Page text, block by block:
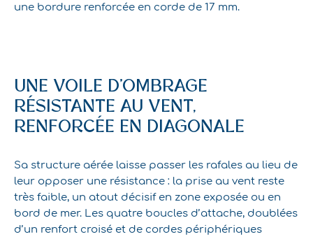
une bordure renforcée en corde de 17 mm.
UNE VOILE D’OMBRAGE
RÉSISTANTE AU VENT,
RENFORCÉE EN DIAGONALE
Sa structure aérée laisse passer les rafales au lieu de
leur opposer une résistance : la prise au vent reste
très faible, un atout décisif en zone exposée ou en
bord de mer. Les quatre boucles d’attache, doublées
d’un renfort croisé et de cordes périphériques